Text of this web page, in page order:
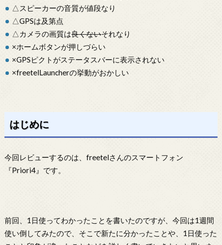
△スピーカーの音質が値段なり
△GPSは及第点
△カメラの画質は良くないそれなり
×ホームボタンが押しづらい
×GPSピクトがステータスバーに表示されない
×freetelLauncherの挙動がおかしい
はじめに
今回レビューするのは、freetelさんのスマートフォン
『Priori4』です。
前回、1日使ってわかったことを書いたのですが、今回は1週間
使い倒してみたので、そこで新たに分かったことや、1日使った